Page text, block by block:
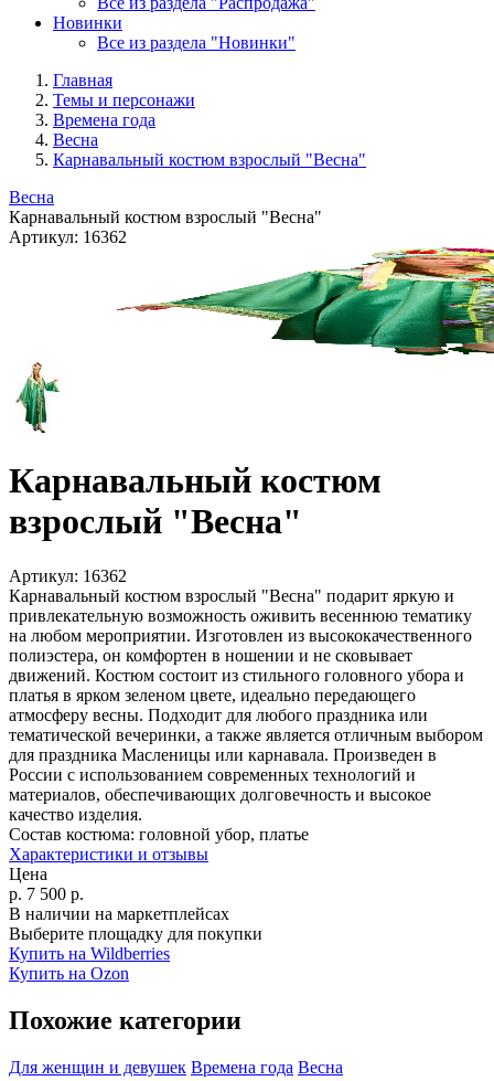
Новинки
Все из раздела "Новинки"
Главная
Темы и персонажи
Времена года
Весна
Карнавальный костюм взрослый "Весна"
Весна
Карнавальный костюм взрослый "Весна"
Артикул: 16362
Карнавальный костюм
взрослый "Весна"
Артикул: 16362
Карнавальный костюм взрослый "Весна" подарит яркую и
привлекательную возможность оживить весеннюю тематику
на любом мероприятии. Изготовлен из высококачественного
полиэстера, он комфортен в ношении и не сковывает
движений. Костюм состоит из стильного головного убора и
платья в ярком зеленом цвете, идеально передающего
атмосферу весны. Подходит для любого праздника или
тематической вечеринки, а также является отличным выбором
для праздника Масленицы или карнавала. Произведен в
России с использованием современных технологий и
материалов, обеспечивающих долговечность и высокое
качество изделия.
Состав костюма: головной убор, платье
Характеристики и отзывы
Цена
р. 7 500 р.
В наличии на маркетплейсах
Выберите площадку для покупки
Купить на Wildberries
Купить на Ozon
Похожие категории
Для женщин и девушек Времена года Весна